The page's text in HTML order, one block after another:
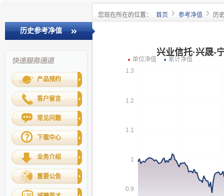
您现在所在的位置： 首页 参考净值 历
历史参考净值
产品预约
客户留言
常见问题
下载中心
业务介绍
重要公告